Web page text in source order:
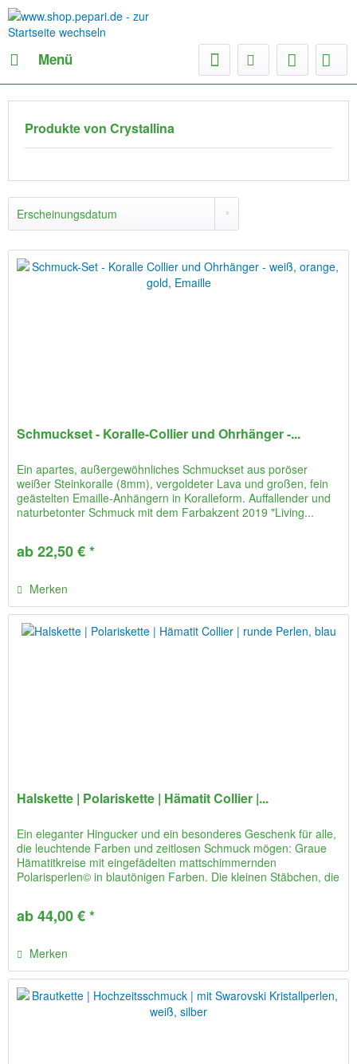
Menü
Produkte von Crystallina
Schmuckset - Koralle-Collier und Ohrhänger -...
Ein apartes, außergewöhnliches Schmuckset aus poröser
weißer Steinkoralle (8mm), vergoldeter Lava und großen, fein
geästelten Emaille-Anhängern in Koralleform. Auffallender und
naturbetonter Schmuck mit dem Farbakzent 2019 "Living...
ab 22,50 € *
Merken
Halskette | Polariskette | Hämatit Collier |...
Ein eleganter Hingucker und ein besonderes Geschenk für alle,
die leuchtende Farben und zeitlosen Schmuck mögen: Graue
Hämatitkreise mit eingefädelten mattschimmernden
Polarisperlen© in blautönigen Farben. Die kleinen Stäbchen, die
ab 44,00 € *
Merken